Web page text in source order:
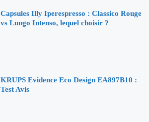
Capsules Illy Iperespresso : Classico Rouge
vs Lungo Intenso, lequel choisir ?
KRUPS Evidence Eco Design EA897B10 :
Test Avis